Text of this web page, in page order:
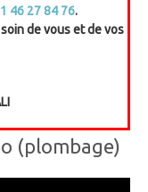
46 27 84 76.
de vous et de vos
(plombage)